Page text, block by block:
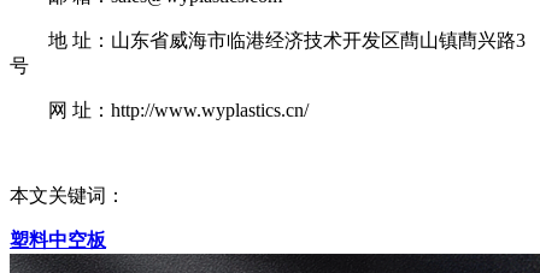
地 址：山东省威海市临港经济技术开发区蔄山镇蔄兴路3
号
网 址：http://www.wyplastics.cn/
本文关键词：
塑料中空板